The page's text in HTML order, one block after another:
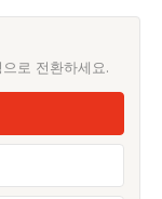
로 전환하세요.